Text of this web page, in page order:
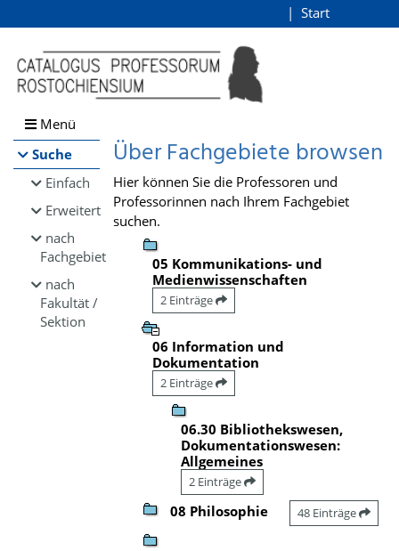
Browsen
direkt zum Inhalt
Start
Menü
Suche
Einfach
Erweitert
nach
Fachgebiet
nach
Fakultät /
Sektion
Über Fachgebiete browsen
Hier können Sie die Professoren und
Professorinnen nach Ihrem Fachgebiet
suchen.
05 Kommunikations- und
Medienwissenschaften
2 Einträge
06 Information und
Dokumentation
2 Einträge
06.30 Bibliothekswesen,
Dokumentationswesen:
Allgemeines
2 Einträge
08 Philosophie 48 Einträge